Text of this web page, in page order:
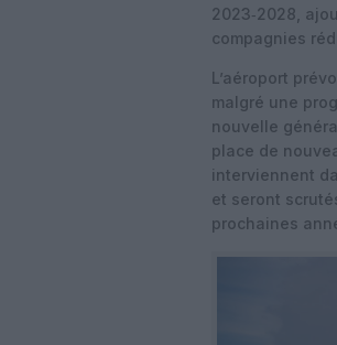
2023‑2028,
compagnies
L’aéroport
malgré une
nouvelle
place de
interviennent
et seront
prochaines